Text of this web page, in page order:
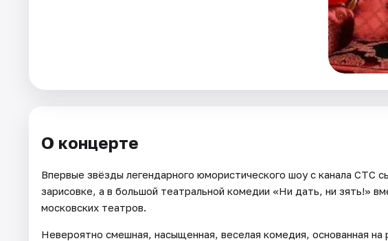
О концерте
Впервые звёзды легендарного юмористического шоу с канала СТС
зарисовке, а в большой театральной комедии «Ни дать, ни зять!»
московских театров.
Невероятно смешная, насыщенная, веселая комедия, основанная на